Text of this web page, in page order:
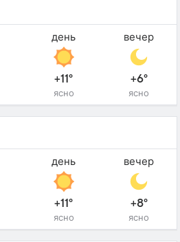
день
+11°
ясно
вечер
+6°
ясно
день
+11°
ясно
вечер
+8°
ясно